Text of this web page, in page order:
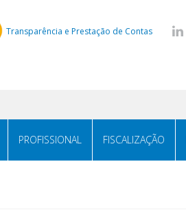
Transparência e Prestação de Contas
PROFISSIONAL FISCALIZAÇÃO